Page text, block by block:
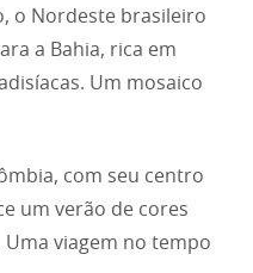
o Nordeste brasileiro
a Bahia, rica em
Um mosaico
com seu centro
um verão de cores
viagem no tempo